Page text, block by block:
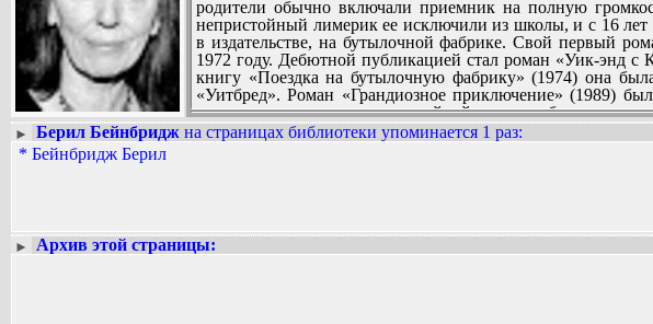
родители обычно включали приемник на полную
непристойный лимерик ее исключили из школы, и с 16 лет
в издательстве, на бутылочной фабрике. Свой первый
1972 году. Дебютной публикацией стал роман «Уик-энд
книгу «Поездка на бутылочную фабрику» (1974) она
«Уитбред». Роман «Грандиозное приключение» (1989)
писательница отошла от «семейной драмы рабочего
рождения» (1991), «Каждый за себя» (1996), «Мастер
Берил Бейнбридж также пять раз попадала в шорт-
Вадим Ершов...
► Берил Бейнбридж на страницах библиотеки упоминается 1 раз:
* Бейнбридж Берил
► Архив этой страницы: